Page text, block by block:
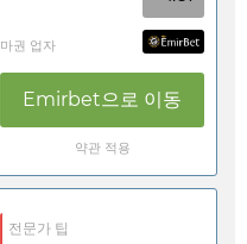
마권 업자
Emirbet으로 이동
약관 적용
전문가 팁